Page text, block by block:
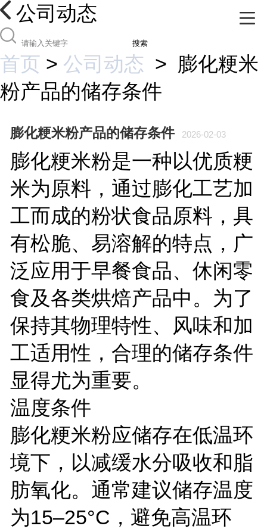
公司动态
搜索
首页 > 公司动态 > 膨化粳米
粉产品的储存条件
膨化粳米粉产品的储存条件 2026-02-03
膨化粳米粉是一种以优质粳
米为原料，通过膨化工艺加
工而成的粉状食品原料，具
有松脆、易溶解的特点，广
泛应用于早餐食品、休闲零
食及各类烘焙产品中。为了
保持其物理特性、风味和加
工适用性，合理的储存条件
显得尤为重要。
温度条件
膨化粳米粉应储存在低温环
境下，以减缓水分吸收和脂
肪氧化。通常建议储存温度
为15–25°C，避免高温环